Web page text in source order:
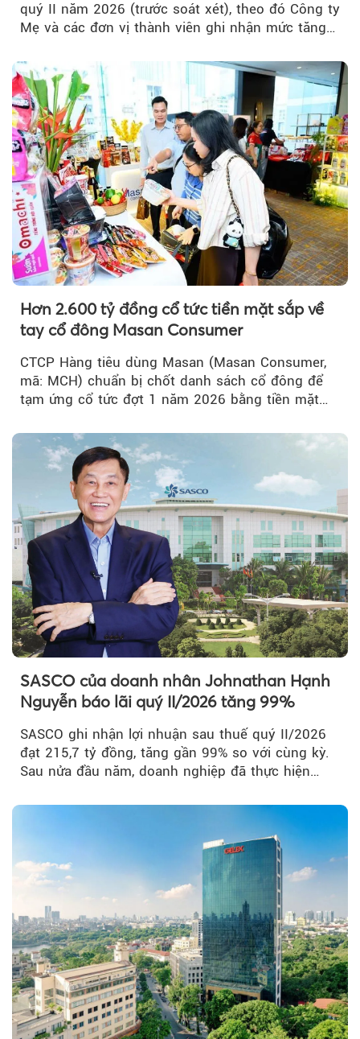
quý II năm 2026 (trước soát xét), theo đó Công ty
Mẹ và các đơn vị thành viên ghi nhận mức tăng
Hơn 2.600 tỷ đồng cổ tức tiền mặt sắp về
tay cổ đông Masan Consumer
CTCP Hàng tiêu dùng Masan (Masan Consumer,
mã: MCH) chuẩn bị chốt danh sách cổ đông để
tạm ứng cổ tức đợt 1 năm 2026 bằng tiền mặt
SASCO của doanh nhân Johnathan Hạnh
Nguyễn báo lãi quý II/2026 tăng 99%
SASCO ghi nhận lợi nhuận sau thuế quý II/2026
đạt 215,7 tỷ đồng, tăng gần 99% so với cùng kỳ.
Sau nửa đầu năm, doanh nghiệp đã thực hiện